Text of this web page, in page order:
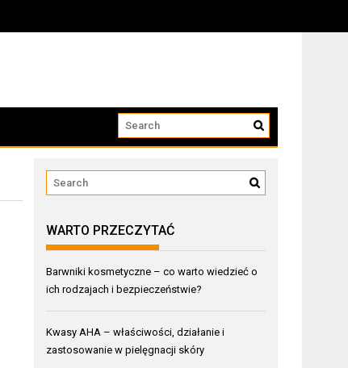
WARTO PRZECZYTAĆ
Barwniki kosmetyczne – co warto wiedzieć o
ich rodzajach i bezpieczeństwie?
Kwasy AHA – właściwości, działanie i
zastosowanie w pielęgnacji skóry